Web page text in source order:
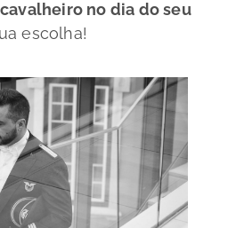
no dia do seu
escolha!